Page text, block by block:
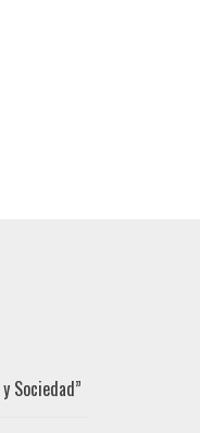
Sociedad”